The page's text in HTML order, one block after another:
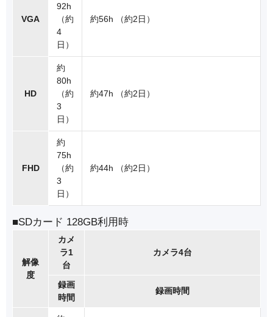
VGA
92h
（約
4
日）
約56h （約2日）
HD
約
80h
（約
3
日）
約47h （約2日）
FHD
約
75h
（約
3
日）
約44h （約2日）
■SDカード 128GB利用時
解像
度
カメ
ラ1
台
カメラ4台
録画
時間
録画時間